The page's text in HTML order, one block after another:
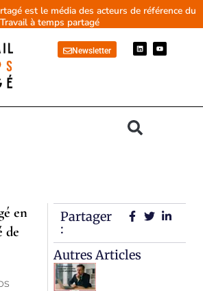
est le média des acteurs de référence du
Travail à temps partagé
Newsletter
L
i
n
Y
o
u
en
de
Partager
:
Autres Articles